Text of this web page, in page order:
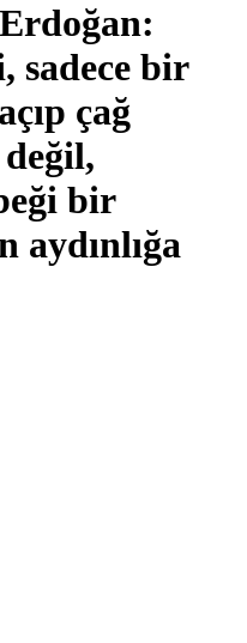
sadece bir
çağ
bir
aydınlığa